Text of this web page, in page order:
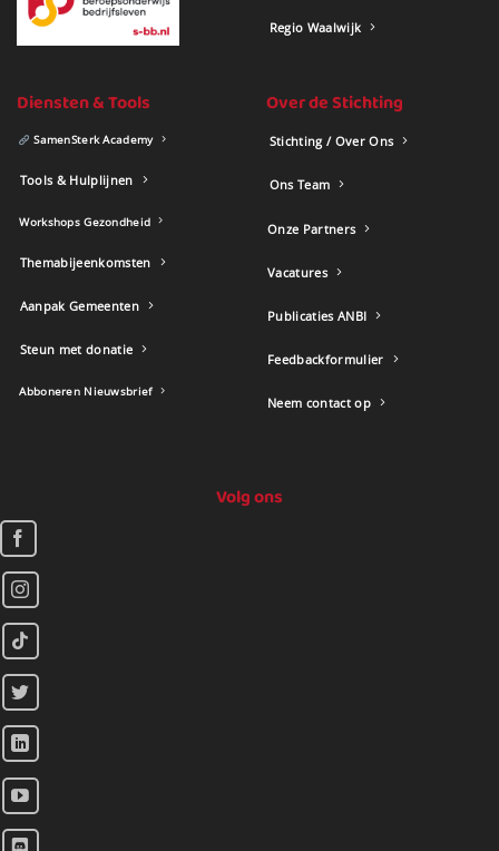
Regio Waalwijk
Diensten & Tools
SamenSterk Academy
Tools & Hulplijnen
Workshops Gezondheid
Themabijeenkomsten
Aanpak Gemeenten
Steun met donatie
Abboneren Nieuwsbrief
Over de Stichting
Stichting / Over Ons
Ons Team
Onze Partners
Vacatures
Publicaties ANBI
Feedbackformulier
Neem contact op
Volg ons